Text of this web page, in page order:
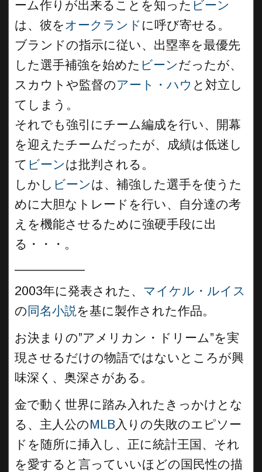
ーム作りが出来ることを知った ビーン
は、彼をオークランド に呼び寄せる。
ブランドの指示に従い、出塁率を最優先
した選手補強を始めた ビーンだったが、
スカウトや監督のアート・ハウ と対立し
てしまう。
それでも強引にチーム編成を行い、開幕
を迎えたチームだったが、成績は低迷し
て ビーンは批判される。
しかし ビーンは、補強した選手を使うた
めに大胆なトレードを行い、自分達の考
えを機能させるために強硬手段に出
る・・・。
2003年に発表された、 マイケル・ルイス
の 同名小説を基に製作された作品。
お決まりの”アメリカン・ドリーム”を実
現させるだけの物語ではないところが興
味深く、奥深さがある。
金で動く世界に踏み入れたきっかけとな
る、主人公のMLB 入りの失敗のエピソー
ドを随所に挿入し、正に統計王国、それ
を愛すると言っていいほどの国民性の描